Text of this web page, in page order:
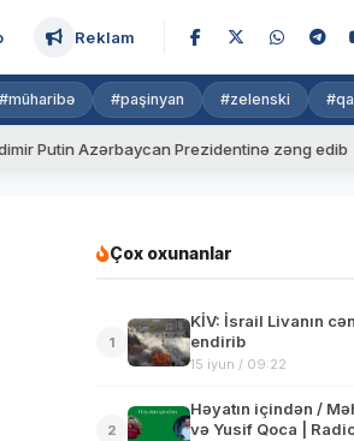
Reklam
#müharibə #paşinyan #zelenski
Azərbaycan Prezidentinə zəng edib
Çox oxunanlar
1
KİV: İsrail Livanın
endirib
15 iyun / 09:22
2
Həyatın içindən /
və Yusif Qoca |